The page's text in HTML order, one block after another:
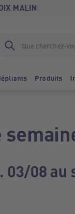
MALIN
Produits
03/08